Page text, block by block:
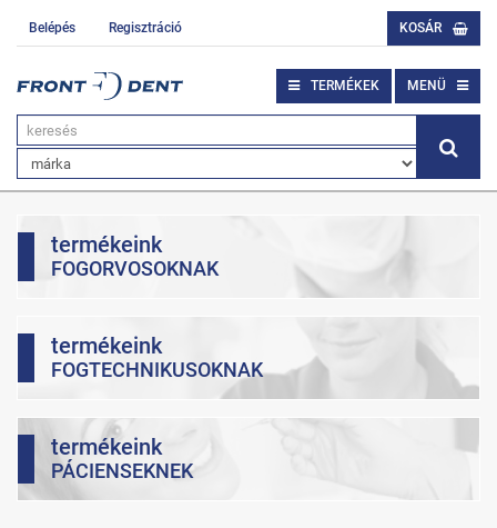
Belépés Regisztráció KOSÁR
TERMÉKEK MENÜ
termékeink
FOGORVOSOKNAK
termékeink
FOGTECHNIKUSOKNAK
termékeink
PÁCIENSEKNEK